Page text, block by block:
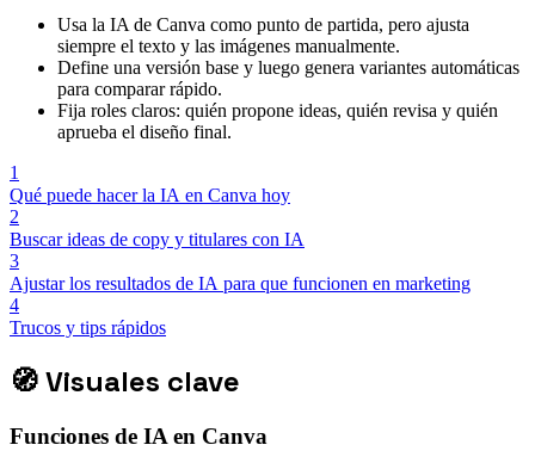
Usa la IA de Canva como punto de partida, pero ajusta
siempre el texto y las imágenes manualmente.
Define una versión base y luego genera variantes automáticas
para comparar rápido.
Fija roles claros: quién propone ideas, quién revisa y quién
aprueba el diseño final.
1
Qué puede hacer la IA en Canva hoy
2
Buscar ideas de copy y titulares con IA
3
Ajustar los resultados de IA para que funcionen en marketing
4
Trucos y tips rápidos
🧭Visuales clave
Funciones de IA en Canva